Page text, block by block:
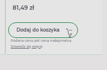
81,49 zł
Dodaj do koszyka
Podana cena jest ceną maksymalną
Dowiedz się więcej